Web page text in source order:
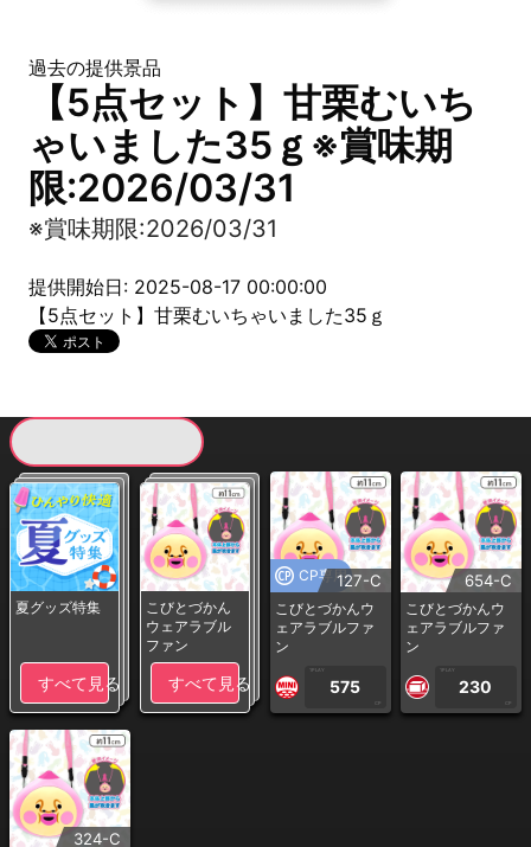
過去の提供景品
【5点セット】甘栗むいち
ゃいました35ｇ※賞味期
限:2026/03/31
※賞味期限:2026/03/31
提供開始日: 2025-08-17 00:00:00
【5点セット】甘栗むいちゃいました35ｇ
夏グッズ特集
すべて見る
こびとづかん
ウェアラブル
ファン
すべて見る
CP専用127-C
こびとづかんウ
ェアラブルファ
ン
1PLAY
575
CP
654-C
こびとづかんウ
ェアラブルファ
ン
1PLAY
230
CP
324-C